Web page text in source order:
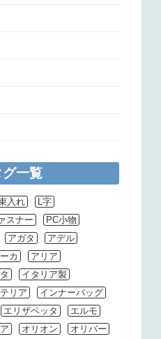
グ一覧
入れ
L字
スナー
PC小物
アガタ
アデル
カ
アリア
イタリア製
リア
インナーバッグ
エリザベッタ
エルモ
オリオン
オリバー